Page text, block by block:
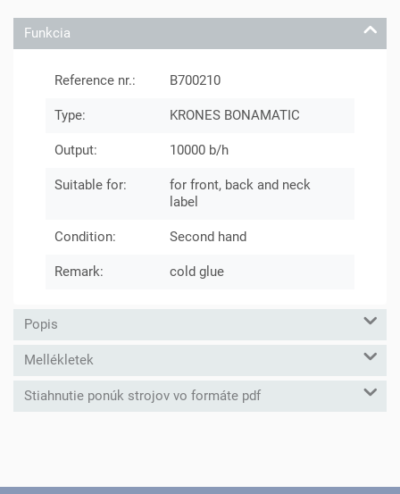
Funkcia
Reference nr.: B700210
Type: KRONES BONAMATIC
Output: 10000 b/h
Suitable for:
for front, back and neck
label
Condition: Second hand
Remark: cold glue
Popis
Mellékletek
Stiahnutie ponúk strojov vo formáte pdf